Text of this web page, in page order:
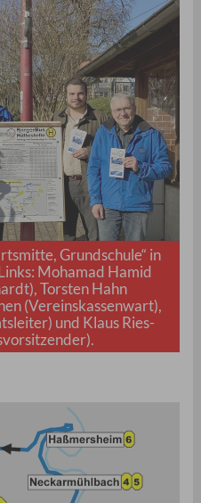
Grundschule“ in
Mohamad Hamid
Torsten Hahn
(Vereinskassenwart),
und Klaus Ries-